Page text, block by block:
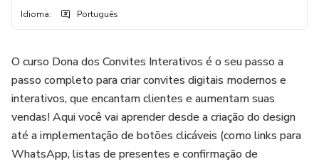
Idioma: Português
O curso Dona dos Convites Interativos é o seu passo a
passo completo para criar convites digitais modernos e
interativos, que encantam clientes e aumentam suas
vendas! Aqui você vai aprender desde a criação do design
até a implementação de botões clicáveis (como links para
WhatsApp, listas de presentes e confirmação de